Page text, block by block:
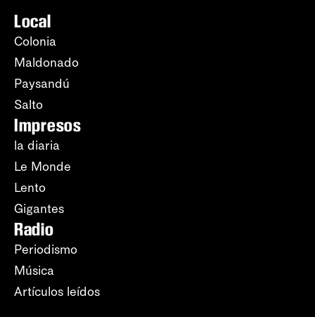
Local
Colonia
Maldonado
Paysandú
Salto
Impresos
la diaria
Le Monde
Lento
Gigantes
Radio
Periodismo
Música
Artículos leídos